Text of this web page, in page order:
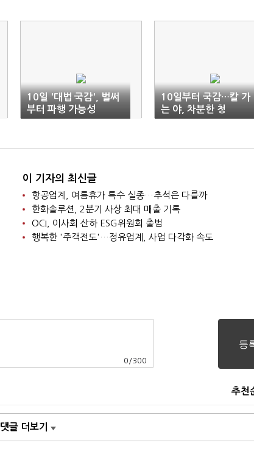
10일 '대법 국감', 벌써
부터 파행 가능성
10일부터 국감…칼 가
는 야, 차분한 청
이 기자의 최신글
항공업계, 여름휴가 특수 실종…추석은 다를까
한화솔루션, 2분기 사상 최대 매출 기록
OCI, 이사회 산하 ESG위원회 출범
행복한 '주객전도'…정유업계, 사업 다각화 속도
0 /300
추천
댓글 더보기